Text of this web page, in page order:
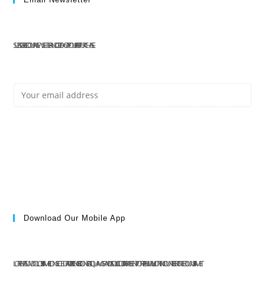
SUBSCRIBE TO OUR NEWSLETTER AND GET 10% OFF YOUR FIRST PURCHASE
Download Our Mobile App
LOREM IPSUM DOLOR SIT AMET, CONSECTETUR ADIPISCING ELIT. DONEC ALIQUAM GRAVIDA SOLLICITUDIN. PRAESENT PORTA ENIM MI, NON TINCIDUNT LIBERO INTERDUM SIT AMET.